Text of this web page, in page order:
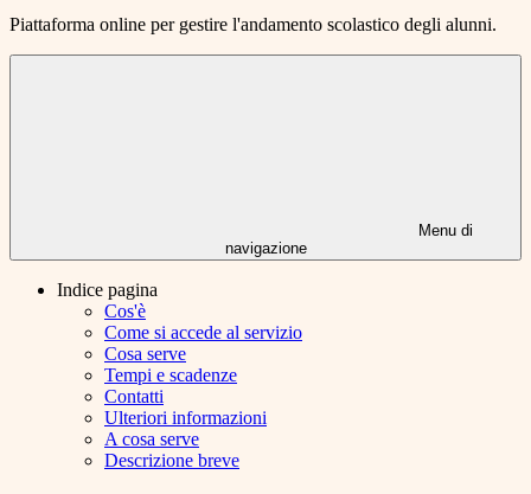
Piattaforma online per gestire l'andamento scolastico degli alunni.
Menu di
navigazione
Indice pagina
Cos'è
Come si accede al servizio
Cosa serve
Tempi e scadenze
Contatti
Ulteriori informazioni
A cosa serve
Descrizione breve